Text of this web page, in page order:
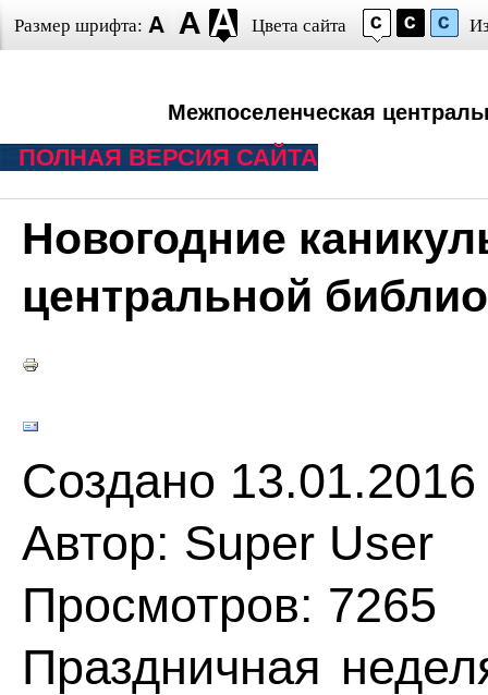
Размер шрифта: Цвета сайта
Межпоселенческая
ПОЛНАЯ ВЕРСИЯ САЙТА
Новогодние
центральной
Создано
Автор: Super User
Просмотров: 7265
Праздничная